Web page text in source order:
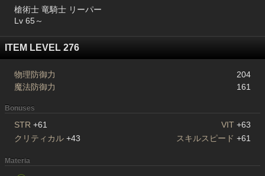
槍術士 竜騎士 リーパー
Lv 65～
ITEM LEVEL 276
物理防御力
204
魔法防御力
161
Bonuses
STR +61 VIT +63
クリティカル +43 スキルスピード +61
Materia